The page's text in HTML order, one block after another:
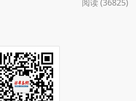
阅读 (36825)